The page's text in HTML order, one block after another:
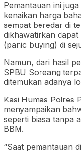
Pemantauan ini
kenaikan harga
sempat beredar di
dikhawatirkan
(panic buying) di
Namun, dari hasil
SPBU Soreang
ditemukan adanya
Kasi Humas Polres
menyampaikan
seperti biasa tanpa
BBM.
“Saat pemantauan